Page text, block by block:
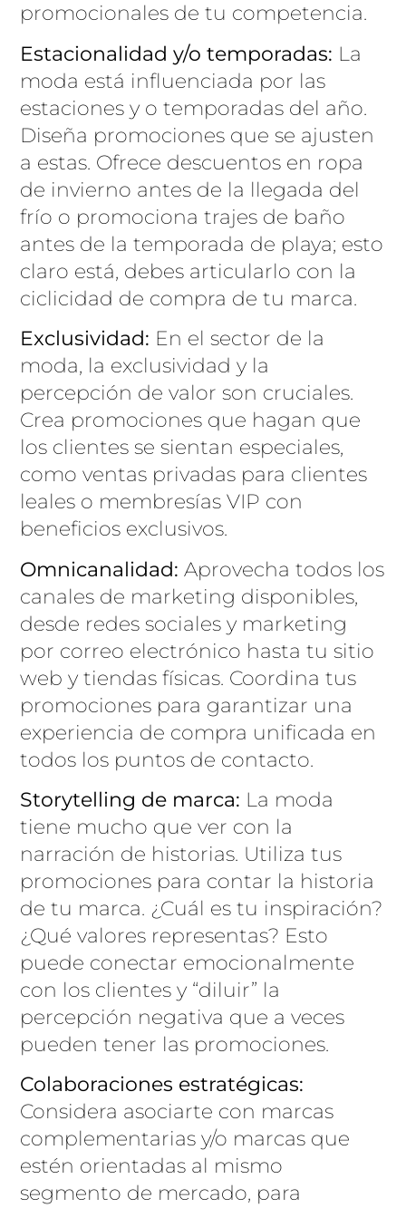
promocionales de tu competencia.
Estacionalidad y/o temporadas: La
moda está influenciada por las
estaciones y o temporadas del año.
Diseña promociones que se ajusten
a estas. Ofrece descuentos en ropa
de invierno antes de la llegada del
frío o promociona trajes de baño
antes de la temporada de playa; esto
claro está, debes articularlo con la
ciclicidad de compra de tu marca.
Exclusividad: En el sector de la
moda, la exclusividad y la
percepción de valor son cruciales.
Crea promociones que hagan que
los clientes se sientan especiales,
como ventas privadas para clientes
leales o membresías VIP con
beneficios exclusivos.
Omnicanalidad: Aprovecha todos los
canales de marketing disponibles,
desde redes sociales y marketing
por correo electrónico hasta tu sitio
web y tiendas físicas. Coordina tus
promociones para garantizar una
experiencia de compra unificada en
todos los puntos de contacto.
Storytelling de marca: La moda
tiene mucho que ver con la
narración de historias. Utiliza tus
promociones para contar la historia
de tu marca. ¿Cuál es tu inspiración?
¿Qué valores representas? Esto
puede conectar emocionalmente
con los clientes y “diluir” la
percepción negativa que a veces
pueden tener las promociones.
Colaboraciones estratégicas:
Considera asociarte con marcas
complementarias y/o marcas que
estén orientadas al mismo
segmento de mercado, para